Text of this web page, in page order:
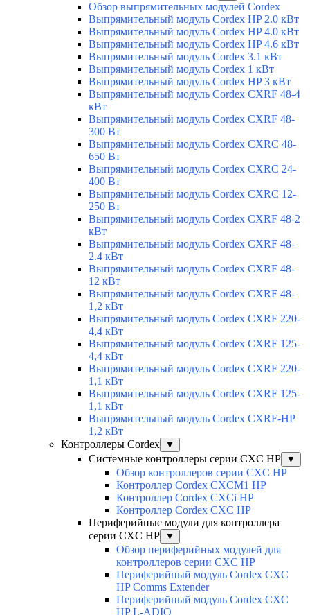
Обзор выпрямительных модулей Cordex
Выпрямительный модуль Cordex HP 2.0 кВт
Выпрямительный модуль Cordex HP 4.0 кВт
Выпрямительный модуль Cordex HP 4.6 кВт
Выпрямительный модуль Cordex 3.1 кВт
Выпрямительный модуль Cordex 1 кВт
Выпрямительный модуль Cordex HP 3 кВт
Выпрямительный модуль Cordex CXRF 48-4
кВт
Выпрямительный модуль Cordex CXRF 48-
300 Вт
Выпрямительный модуль Cordex CXRС 48-
650 Вт
Выпрямительный модуль Cordex CXRС 24-
400 Вт
Выпрямительный модуль Cordex CXRС 12-
250 Вт
Выпрямительный модуль Cordex CXRF 48-2
кВт
Выпрямительный модуль Cordex CXRF 48-
2.4 кВт
Выпрямительный модуль Cordex CXRF 48-
12 кВт
Выпрямительный модуль Cordex CXRF 48-
1,2 кВт
Выпрямительный модуль Cordex CXRF 220-
4,4 кВт
Выпрямительный модуль Cordex CXRF 125-
4,4 кВт
Выпрямительный модуль Cordex CXRF 220-
1,1 кВт
Выпрямительный модуль Cordex CXRF 125-
1,1 кВт
Выпрямительный модуль Cordex CXRF-HP
1,2 кВт
Контроллеры Cordex
▼
Системные контроллеры серии CXC HP ▼
Обзор контроллеров серии CXC HP
Контроллер Cordex CXCM1 HP
Контроллер Cordex CXCi HP
Контроллер Cordex CXC HP
Периферийные модули для контроллера
серии CXC HP
▼
Обзор периферийных модулей для
контроллеров серии CXC HP
Периферийный модуль Cordex CXC
HP Comms Extender
Периферийный модуль Cordex CXC
HP L-ADIO